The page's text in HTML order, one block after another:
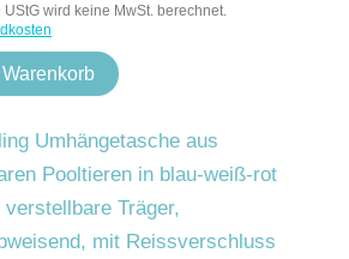
UStG wird keine MwSt. berechnet.
Warenkorb